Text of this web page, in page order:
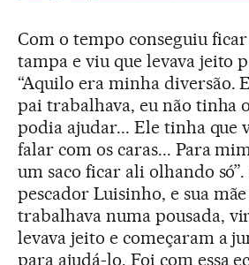
Com o tempo conseguiu
tampa e viu que levava jeito
“Aquilo era minha diversão.
pai trabalhava, eu não tinha
podia ajudar... Ele tinha que
falar com os caras... Para
um saco ficar ali olhando só”.
pescador Luisinho, e sua
trabalhava numa pousada,
levava jeito e começaram a
para ajudá-lo. Foi com essa